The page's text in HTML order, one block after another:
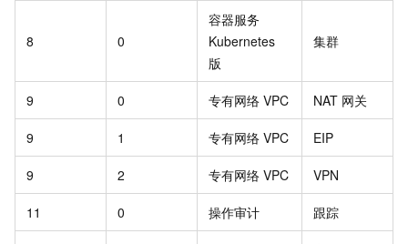
8 0
容器服务
Kubernetes
版
集群
9 0 专有网络 VPC NAT 网关
9 1 专有网络 VPC EIP
9 2 专有网络 VPC VPN
11 0 操作审计 跟踪